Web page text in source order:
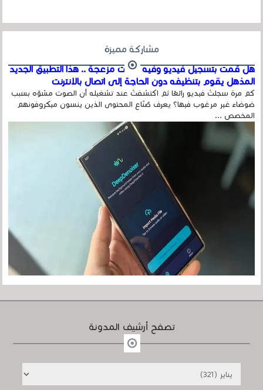
مشاركة مميزة
هل قمت بتسجيل فيديو وفيه أصوت مزعجة .. هذا التطبيق الجديد
المذهل يقوم بتنظيفه دون الحاجة إلى اتصال بالإنترنت
كم مرة سجلتَ فيديو رائعًا ثم اكتشفتَ عند تشغيله أن الصوت مشوّه بسبب
ضوضاء غير مرغوب فيها؟ يعرف صُنّاع المحتوى الذين ينسون ميكروفونهم
المخصص ...
تصفح أرشيف المدونة